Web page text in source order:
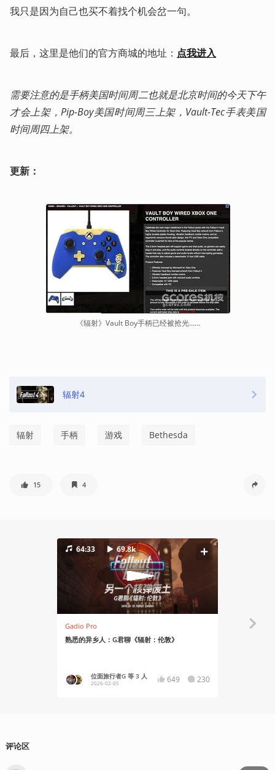
我只是因为自己也买不着找个机会岔一句。
最后，这里是他们的官方商城的地址： 点我进入
需要注意的是手柄美国时间周二也就是北京时间的今天下午
才会上架，Pip-Boy美国时间周三上架，Vault-Tec手表美国
时间周四上架。
更新：
《辐射》Vault Boy手柄已经被抢光……
辐射4
辐射 手柄 游戏 Bethesda
15 4
64:33 69.8k
Gadio Pro
熟悉的异乡人：G君聊《辐射：伦敦》
位面旅行者G 等 3 人
2026-02-05 649 230
评论区